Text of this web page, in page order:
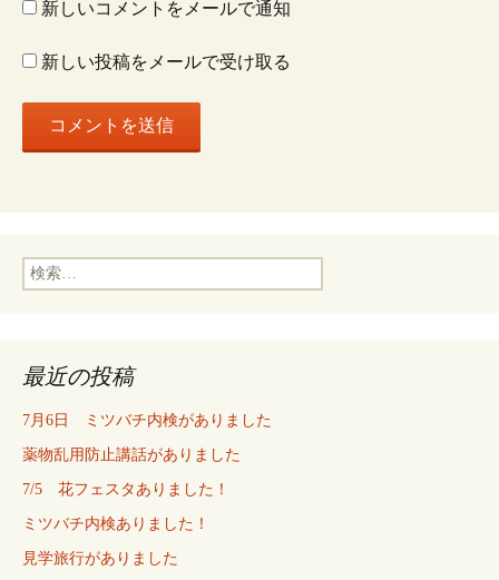
ン新しいコメントをメールで通知
新しい投稿をメールで受け取る
検
索:
最近の投稿
7月6日 ミツバチ内検がありました
薬物乱用防止講話がありました
7/5 花フェスタありました！
ミツバチ内検ありました！
見学旅行がありました